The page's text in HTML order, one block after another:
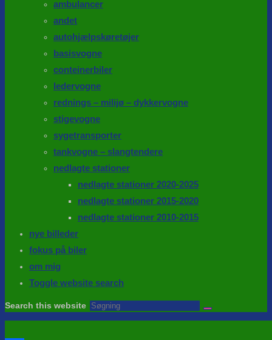
ambulancer
andet
autohjælpskøretøjer
basisvogne
conteinerbiler
ledervogne
rednings – milijø – dykkervogne
stigevogne
sygetransporter
tankvogne – slangtendere
nedlagte stationer
nedlagte stationer 2020-2025
nedlagte stationer 2015-2020
nedlagte stationer 2010-2015
nye billeder
fokus på biler
om mig
Toggle website search
Search this website